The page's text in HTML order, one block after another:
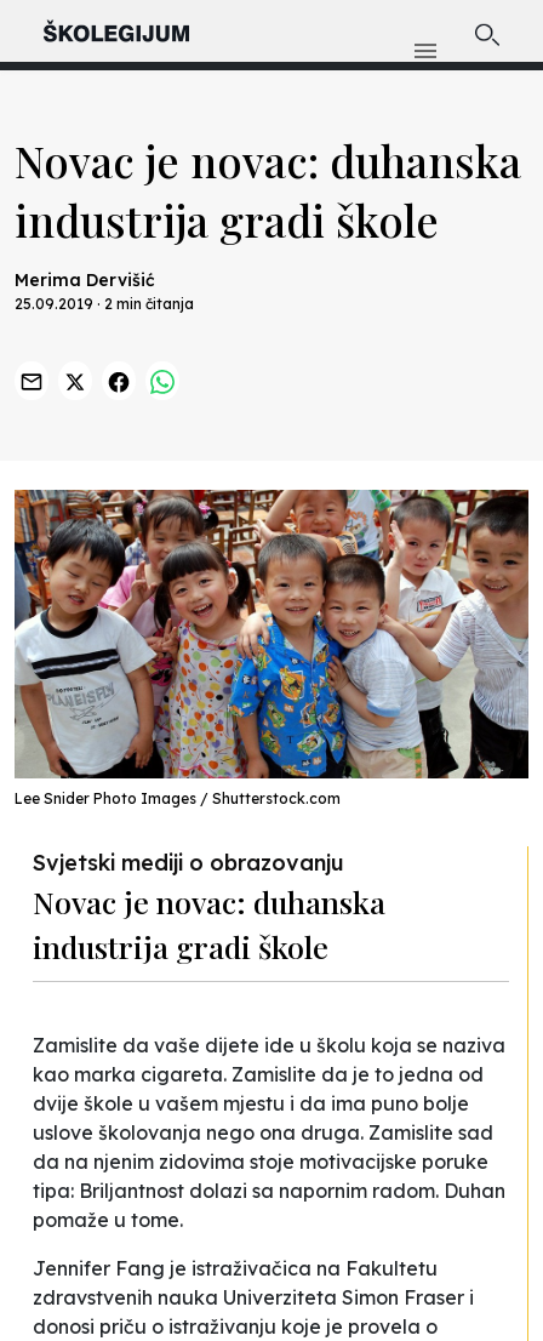
Novac je novac: duhanska
industrija gradi škole
Merima Dervišić
25.09.2019 · 2 min čitanja
Lee Snider Photo Images / Shutterstock.com
Svjetski mediji o obrazovanju
Novac je novac: duhanska
industrija gradi škole
Zamislite da vaše dijete ide u školu koja se naziva
kao marka cigareta. Zamislite da je to jedna od
dvije škole u vašem mjestu i da ima puno bolje
uslove školovanja nego ona druga. Zamislite sad
da na njenim zidovima stoje motivacijske poruke
tipa: Briljantnost dolazi sa napornim radom. Duhan
pomaže u tome.
Jennifer Fang je istraživačica na Fakultetu
zdravstvenih nauka Univerziteta Simon Fraser i
donosi priču o istraživanju koje je provela o